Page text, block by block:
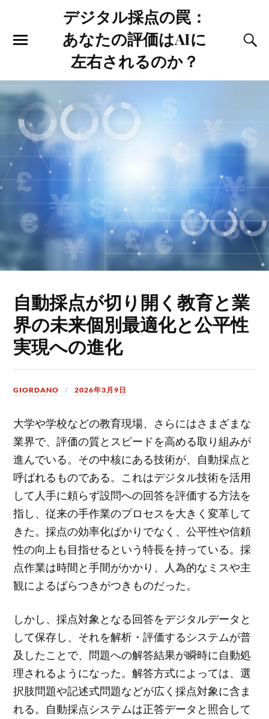
デジタル採点の罠：
あなたの評価はAIに
左右されるのか？
自動採点が切り開く教育と業
界の未来個別最適化と公平性
実現への進化
GIORDANO 2026年3月9日
大学や学校などの教育現場、さらにはさまざまな
業界で、評価の質とスピードを高める取り組みが
進んでいる。 その中核にある技術が、自動採点と
呼ばれるものである。これはデジタル技術を活用
して人手に頼らず設問への回答を評価する方法を
指し、従来の手作業のプロセスを大きく変革して
きた。採点の効率化ばかりでなく、公平性や信頼
性の向上も目指せるという特長を持っている。採
点作業は時間と手間がかかり、人為的なミスや主
観によるばらつきがつきものだった。
しかし、採点対象となる回答をデジタルデータと
して保存し、それを解析・評価するシステムが普
及したことで、問題への解答結果が瞬時に自動処
理されるようになった。解答方式によっては、選
択肢問題や記述式問題などが広く採点対象に含ま
れる。自動採点システムは正答データと照合して